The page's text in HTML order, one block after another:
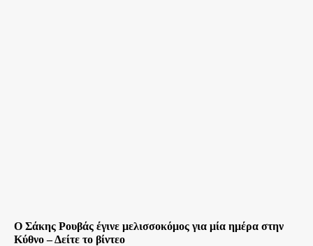
Ο Σάκης Ρουβάς έγινε μελισσοκόμος για μία ημέρα στην
Κύθνο – Δείτε το βίντεο